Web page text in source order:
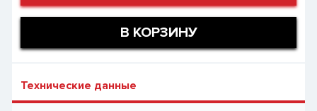
В КОРЗИНУ
Технические данные